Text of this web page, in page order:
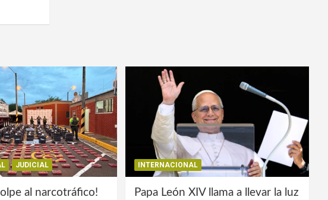
JUDICIAL
al narcotráfico!
INTERNACIONAL
Papa León XIV llama a llevar la luz